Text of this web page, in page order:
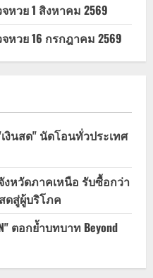
หวย 1 สิงหาคม 2569
หวย 16 กรกฎาคม 2569
เงินสด" นัดโอนทั่วประเทศ
งหวัดภาคเหนือ รับซื้อกว่า
ดสู่ผู้บริโภค
ตอกย้ำบทบาท Beyond